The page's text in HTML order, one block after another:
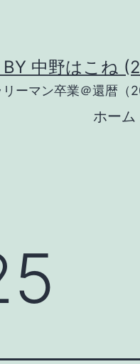
中野はこね
ーマン卒業＠還暦（
ホーム